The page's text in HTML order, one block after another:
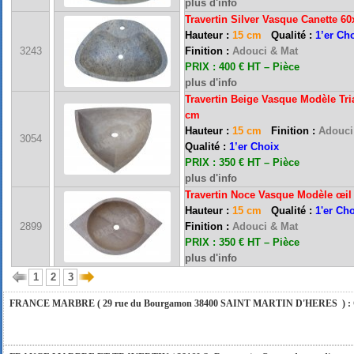
plus d'info
3243
Travertin Silver Vasque Canette
Hauteur : 15 cm Qualité : 1’er
Finition : Adouci & Mat
PRIX : 400 € HT – Pièce
plus d'info
3054
Travertin Beige Vasque Modèle
cm
Hauteur : 15 cm Finition :
Qualité : 1’er Choix
PRIX : 350 € HT – Pièce
plus d'info
2899
Travertin Noce Vasque Modèle œil
Hauteur : 15 cm Qualité : 1'er
Finition : Adouci & Mat
PRIX : 350 € HT – Pièce
plus d'info
1
2 3
FRANCE MARBRE 13 ( 13680 LANCON PROVENCE ): Ouvert du mardi au
FRANCE MARBRE 84 ( 84600 VALREAS ): Ouvert du mardi au samedi inclus de
FERMETURE POUR CONGES ANNUELS : Nous serons fermés du 10 au 31
vous répondrons dans les meilleurs délais. Nous aurons le plaisir de vous
FRANCE MARBRE ( 29 rue du Bourgamon 38400 SAINT MARTIN D'HERES ) :